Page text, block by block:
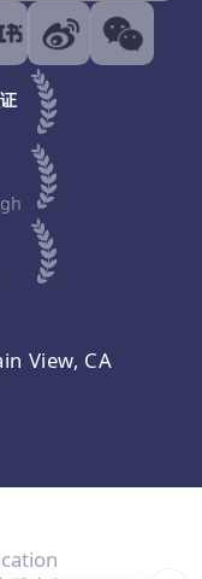
View, CA